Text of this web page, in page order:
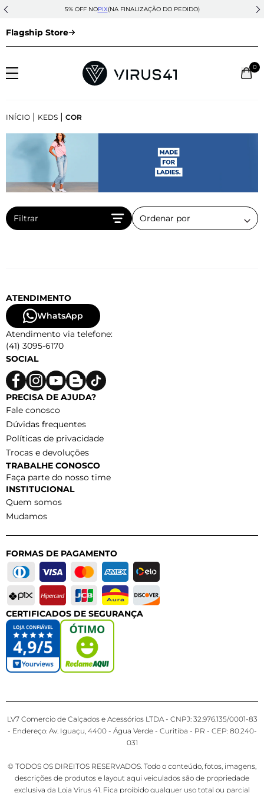
5% OFF NOPIX(NA FINALIZAÇÃO DO PEDIDO)
Flagship Store
0
INÍCIO | KEDS | COR
Filtrar
ATENDIMENTO
WhatsApp
Atendimento via telefone:
(41) 3095-6170
SOCIAL
PRECISA DE AJUDA?
Fale conosco
Dúvidas frequentes
Políticas de privacidade
Trocas e devoluções
TRABALHE CONOSCO
Faça parte do nosso time
INSTITUCIONAL
Quem somos
Mudamos
FORMAS DE PAGAMENTO
CERTIFICADOS DE SEGURANÇA
LV7 Comercio de Calçados e Acessórios LTDA - CNPJ: 32.976.135/0001-83
- Endereço: Av. Iguaçu, 4400 - Água Verde - Curitiba - PR - CEP: 80.240-
031
© TODOS OS DIREITOS RESERVADOS. Todo o conteúdo, fotos, imagens,
descrições de produtos e layout aqui veiculados são de propriedade
exclusiva da Loja Virus 41. Fica proibido qualquer uso total ou parcial